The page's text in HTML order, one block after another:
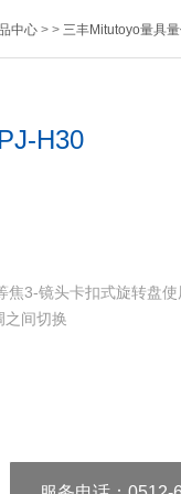
中心> > 三丰Mitutoyo量具
H30
3-镜头卡扣式旋转盘
之间切换